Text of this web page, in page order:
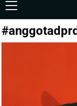
#anggotadprd